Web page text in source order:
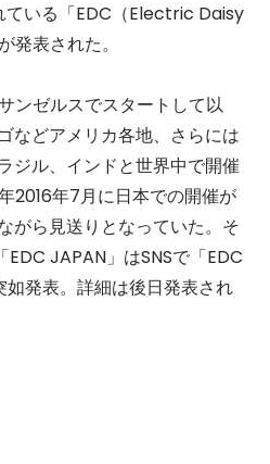
ている「EDC（Electric Daisy
表された。
ンゼルスでスタートして以
などアメリカ各地、さらには
ジル、インドと世界中で開催
2016年7月に日本での開催が
がら見送りとなっていた。そ
EDC JAPAN」はSNSで「EDC
発表。詳細は後日発表され